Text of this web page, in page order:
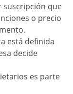
suscripción que
o precio
está definida
decide
es parte